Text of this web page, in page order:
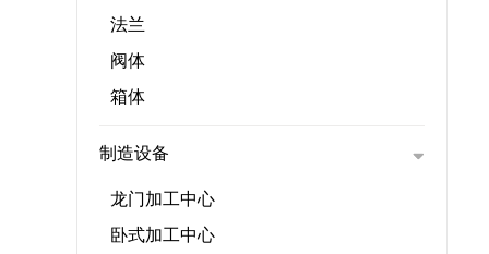
法兰
阀体
箱体
制造设备
龙门加工中心
卧式加工中心